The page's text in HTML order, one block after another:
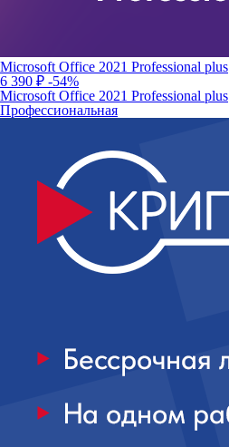
Microsoft Office 2021 Professional plus
6 390 ₽ -54%
Microsoft Office 2021 Professional plus
Профессиональная